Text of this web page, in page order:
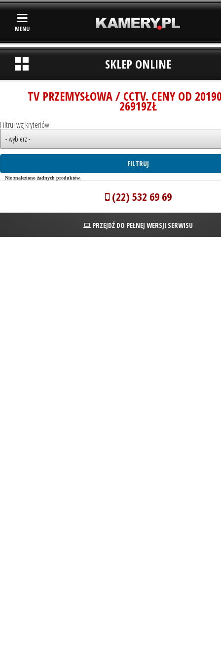
MENU
SKLEP ONLINE
TV PRZEMYSŁOWA / CCTV. CENY OD
26919ZŁ
Filtruj wg kryteriów:
Nie znaleziono żadnych produktów.
(22) 532 69 69
PRZEJDŹ DO PEŁNEJ WERSJI SERWISU